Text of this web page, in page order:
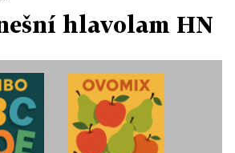
hlavolam HN